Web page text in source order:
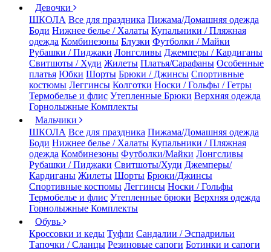
Девочки
ШКОЛА Все для праздника Пижама/Домашняя одежда
Боди Нижнее белье / Халаты Купальники / Пляжная
одежда Комбинезоны Блузки Футболки / Майки
Рубашки / Пиджаки Лонгсливы Джемперы / Кардиганы
Свитшоты / Худи Жилеты Платья/Сарафаны Особенные
платья Юбки Шорты Брюки / Джинсы Спортивные
костюмы Леггинсы Колготки Носки / Гольфы / Гетры
Термобелье и флис Утепленные Брюки Верхняя одежда
Горнолыжные Комплекты
Мальчики
ШКОЛА Все для праздника Пижама/Домашняя одежда
Боди Нижнее белье / Халаты Купальники / Пляжная
одежда Комбинезоны Футболки/Майки Лонгсливы
Рубашки / Пиджаки Свитшоты/Худи Джемперы/
Кардиганы Жилеты Шорты Брюки/Джинсы
Спортивные костюмы Леггинсы Носки / Гольфы
Термобелье и флис Утепленные брюки Верхняя одежда
Горнолыжные Комплекты
Обувь
Кроссовки и кеды Туфли Сандалии / Эспадрильи
Тапочки / Сланцы Резиновые сапоги Ботинки и сапоги